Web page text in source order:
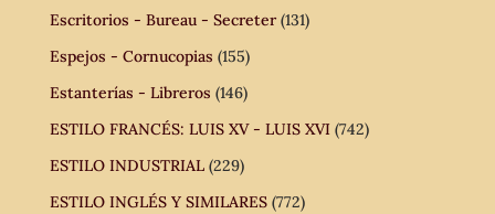
Escritorios - Bureau - Secreter (131)
Espejos - Cornucopias (155)
Estanterías - Libreros (146)
ESTILO FRANCÉS: LUIS XV - LUIS XVI (742)
ESTILO INDUSTRIAL (229)
ESTILO INGLÉS Y SIMILARES (772)